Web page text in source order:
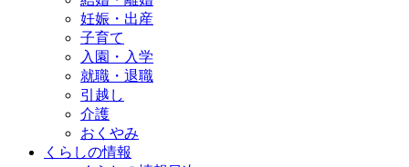
妊娠・出産
子育て
入園・入学
就職・退職
引越し
介護
おくやみ
くらしの情報